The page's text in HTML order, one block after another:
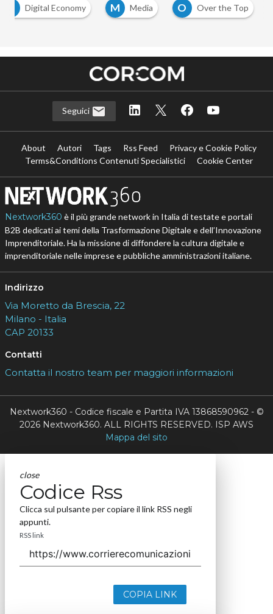
Digital Economy M Media O Over the Top
Seguici
About Autori Tags Rss Feed
Privacy e Cookie Policy
Terms&Conditions Contenuti Specialistici
Cookie Center
Nextwork360 è il più grande network in Italia di testate e portali
B2B dedicati ai temi della Trasformazione Digitale e dell’Innovazione
Imprenditoriale. Ha la missione di diffondere la cultura digitale e
imprenditoriale nelle imprese e pubbliche amministrazioni italiane.
Indirizzo
Via Moretto da Brescia, 22
Milano - Italia
CAP 20133
Contatti
Contatta il nostro team per maggiori informazioni
Nextwork360 - Codice fiscale e Partita IVA 13868590962 - ©
2026 Nextwork360. ALL RIGHTS RESERVED. ISP AWS
Mappa del sito
close
Codice Rss
Clicca sul pulsante per copiare il link RSS negli
appunti.
RSS link
COPIA LINK